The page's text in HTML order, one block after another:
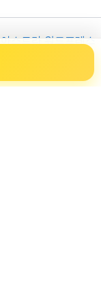
아스트라 워드프레스